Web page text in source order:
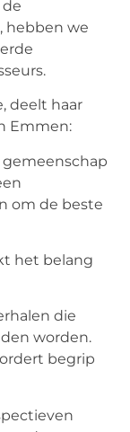
hebben we
deelt haar
Emmen:
om de beste
het belang
die
worden.
begrip